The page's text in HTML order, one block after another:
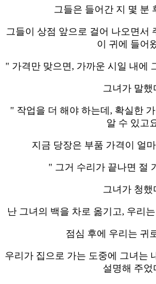
그들은 들어간 지 몇 분
그들이 상점 앞으로 걸어 나오면서
이 귀에 들어
" 가격만 맞으면, 가까운 시일 내에
그녀가 말했
" 작업을 더 해야 하는데, 확실한
알 수 있고
지금 당장은 부품 가격이 얼
" 그거 수리가 끝나면 절
그녀가 청했
난 그녀의 백을 차로 옮기고, 우리
점심 후에 우리는 귀
우리가 집으로 가는 도중에 그녀는
설명해 주었